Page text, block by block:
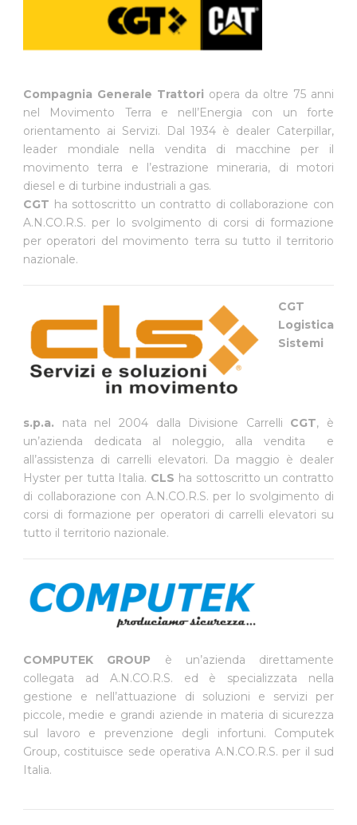
Compagnia Generale Trattori opera da oltre 75 anni
nel Movimento Terra e nell’Energia con un forte
orientamento ai Servizi. Dal 1934 è dealer Caterpillar,
leader mondiale nella vendita di macchine per il
movimento terra e l’estrazione mineraria, di motori
diesel e di turbine industriali a gas.
CGT ha sottoscritto un contratto di collaborazione con
A.N.CO.R.S. per lo svolgimento di corsi di formazione
per operatori del movimento terra su tutto il territorio
nazionale.
CGT
Logistica
Sistemi
s.p.a. nata nel 2004 dalla Divisione Carrelli CGT, è
un’azienda dedicata al noleggio, alla vendita e
all’assistenza di carrelli elevatori. Da maggio è dealer
Hyster per tutta Italia. CLS ha sottoscritto un contratto
di collaborazione con A.N.CO.R.S. per lo svolgimento di
corsi di formazione per operatori di carrelli elevatori su
tutto il territorio nazionale.
COMPUTEK GROUP è un’azienda direttamente
collegata ad A.N.CO.R.S. ed è specializzata nella
gestione e nell’attuazione di soluzioni e servizi per
piccole, medie e grandi aziende in materia di sicurezza
sul lavoro e prevenzione degli infortuni. Computek
Group, costituisce sede operativa A.N.CO.R.S. per il sud
Italia.